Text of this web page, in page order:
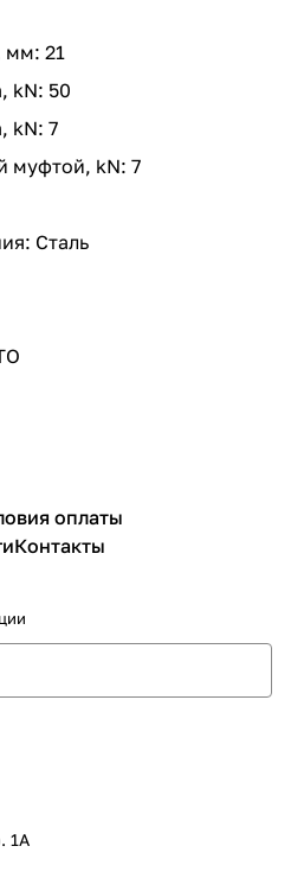
мм: 21
kN: 50
kN: 7
муфтой, kN: 7
Сталь
оплаты
Контакты
1А